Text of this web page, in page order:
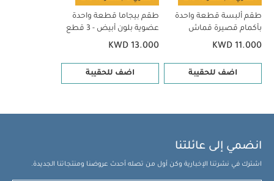
طقم ألبسة قطعة واحدة
بأكمام قصيرة قماش
عضوي بلون أبيض - 5 قطع
KWD 11.000
اضف للحقيبة
طقم بيجاما قطعة واحدة
عضوية بلون أبيض - 3 قطع
KWD 13.000
اضف للحقيبة
انضمي إلى عائلتنا
اشترك في نشرتنا الإخبارية وكن أول من تصله أحدث عروضنا ومنتجاتنا الجديدة.